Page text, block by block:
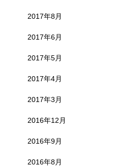
2017年8月
2017年6月
2017年5月
2017年4月
2017年3月
2016年12月
2016年9月
2016年8月